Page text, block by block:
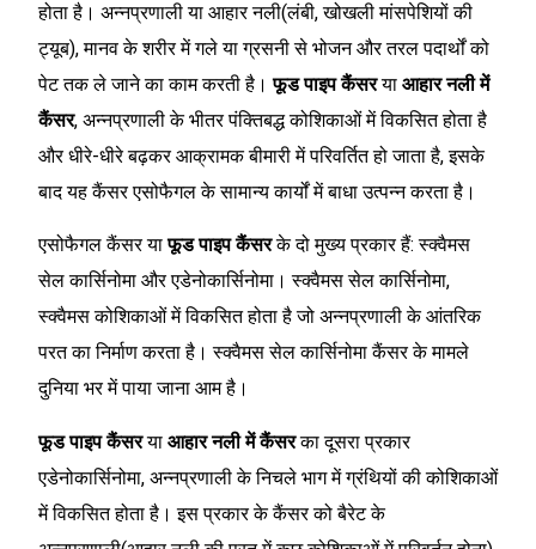
होता है। अन्नप्रणाली या आहार नली(लंबी, खोखली मांसपेशियों की
ट्यूब), मानव के शरीर में गले या ग्रसनी से भोजन और तरल पदार्थों को
पेट तक ले जाने का काम करती है।फूड पाइप कैंसरया आहार नली में
कैंसर, अन्नप्रणाली के भीतर पंक्तिबद्ध कोशिकाओं में विकसित होता है
और धीरे-धीरे बढ़कर आक्रामक बीमारी में परिवर्तित हो जाता है, इसके
बाद यह कैंसर एसोफैगल के सामान्य कार्यों में बाधा उत्पन्न करता है।
एसोफैगल कैंसर याफूड पाइप कैंसरके दो मुख्य प्रकार हैं: स्क्वैमस
सेल कार्सिनोमा और एडेनोकार्सिनोमा। स्क्वैमस सेल कार्सिनोमा,
स्क्वैमस कोशिकाओं में विकसित होता है जो अन्नप्रणाली के आंतरिक
परत का निर्माण करता है। स्क्वैमस सेल कार्सिनोमा कैंसर के मामले
दुनिया भर में पाया जाना आम है।
फूड पाइप कैंसरया आहार नली में कैंसरका दूसरा प्रकार
एडेनोकार्सिनोमा, अन्नप्रणाली के निचले भाग में ग्रंथियों की कोशिकाओं
में विकसित होता है। इस प्रकार के कैंसर को बैरेट के